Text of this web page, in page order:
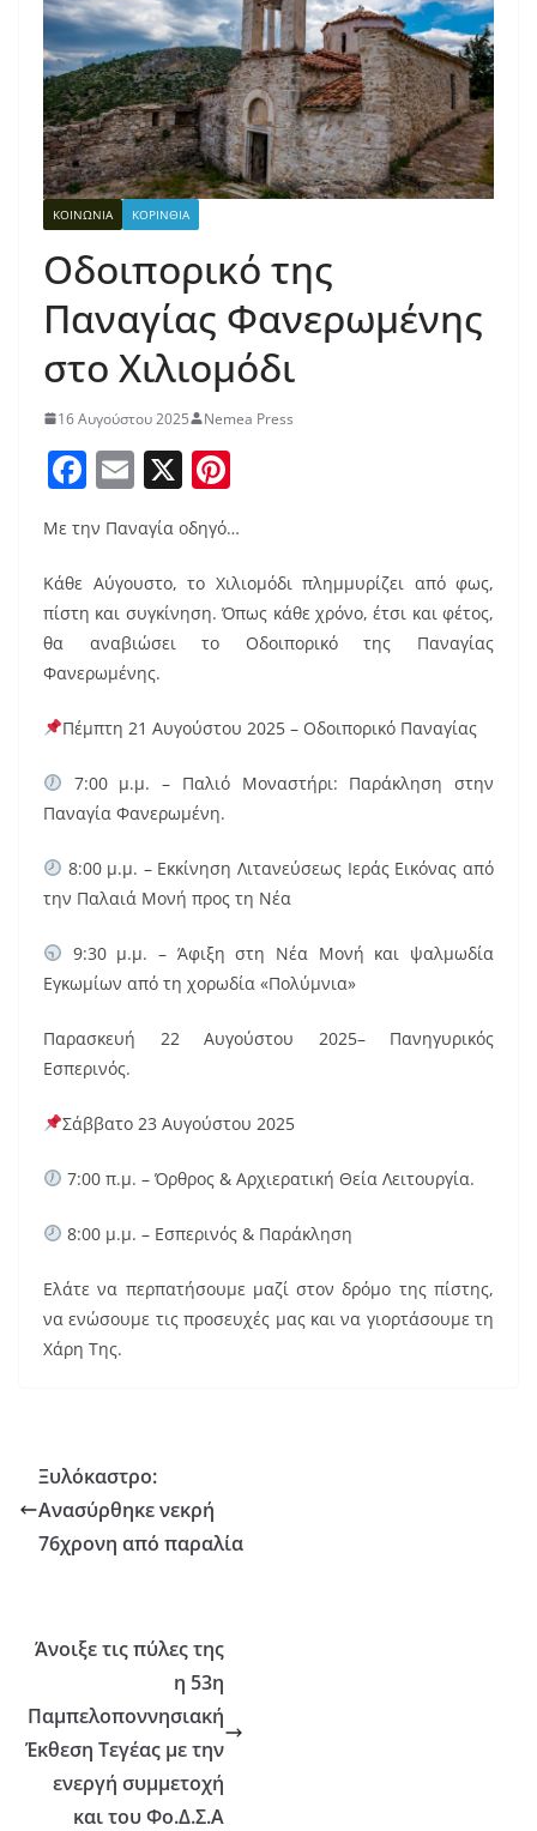
ΚΟΙΝΩΝΙΑ ΚΟΡΙΝΘΙΑ
Οδοιπορικό της
Παναγίας Φανερωμένης
στο Χιλιομόδι
16 Αυγούστου 2025 Nemea Press
F
c
e
b
o
o
k
E
m
ai
l
X
er
e
st
Με την Παναγία οδηγό…
Κάθε Αύγουστο, το Χιλιομόδι πλημμυρίζει από φως,
πίστη και συγκίνηση. Όπως κάθε χρόνο, έτσι και φέτος,
θα αναβιώσει το Οδοιπορικό της Παναγίας
Φανερωμένης.
Πέμπτη 21 Αυγούστου 2025 – Οδοιπορικό Παναγίας
7:00 μ.μ. – Παλιό Μοναστήρι: Παράκληση στην
Παναγία Φανερωμένη.
8:00 μ.μ. – Εκκίνηση Λιτανεύσεως Ιεράς Εικόνας από
την Παλαιά Μονή προς τη Νέα
9:30 μ.μ. – Άφιξη στη Νέα Μονή και ψαλμωδία
Εγκωμίων από τη χορωδία «Πολύμνια»
Παρασκευή 22 Αυγούστου 2025– Πανηγυρικός
Εσπερινός.
Σάββατο 23 Αυγούστου 2025
7:00 π.μ. – Όρθρος & Αρχιερατική Θεία Λειτουργία.
8:00 μ.μ. – Εσπερινός & Παράκληση
Ελάτε να περπατήσουμε μαζί στον δρόμο της πίστης,
να ενώσουμε τις προσευχές μας και να γιορτάσουμε τη
Χάρη Της.
Ξυλόκαστρο:
Ανασύρθηκε νεκρή
76χρονη από παραλία
Άνοιξε τις πύλες της
η 53η
Παμπελοποννησιακή
Έκθεση Τεγέας με την
ενεργή συμμετοχή
και του Φο.Δ.Σ.Α